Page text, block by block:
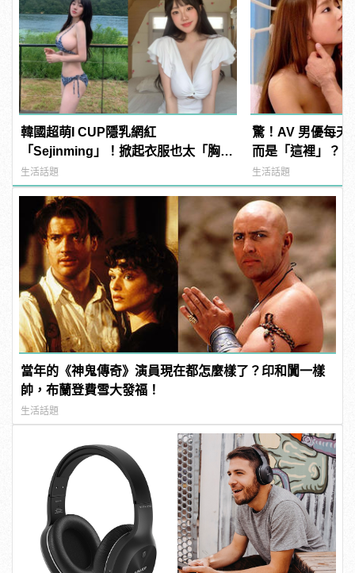
韓國超萌I CUP隱乳網紅
「Sejinming」！掀起衣服也太「胸」
了吧！ | manfashion這樣變型男
生活話題
驚！AV 男優每天
而是「這裡」？ |
型男
生活話題
當年的《神鬼傳奇》演員現在都怎麼樣了？印和闐一樣
帥，布蘭登費雪大發福！
生活話題